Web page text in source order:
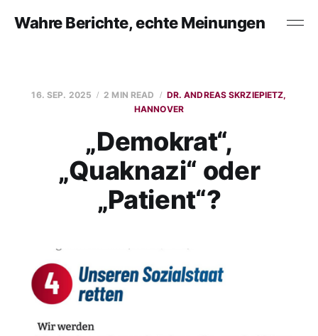
Wahre Berichte, echte Meinungen
16. SEP. 2025 2 MIN READ
DR. ANDREAS SKRZIEPIETZ,
HANNOVER
„Demokrat“,
„Quaknazi“ oder
„Patient“?